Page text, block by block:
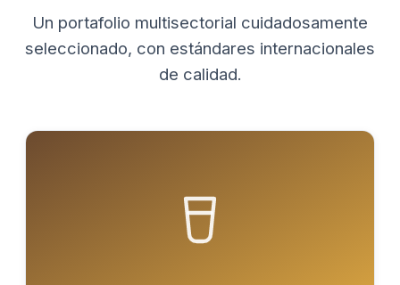
Un portafolio multisectorial cuidadosamente
seleccionado, con estándares internacionales
de calidad.